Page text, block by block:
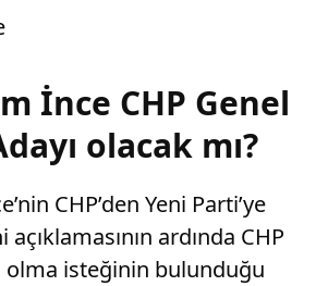
İnce CHP Genel
olacak mı?
CHP’den Yeni Parti’ye
ardında CHP
olma isteğinin bulunduğu